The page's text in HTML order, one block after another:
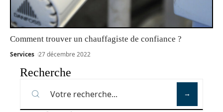
Comment trouver un chauffagiste de confiance ?
Services 27 décembre 2022
Recherche